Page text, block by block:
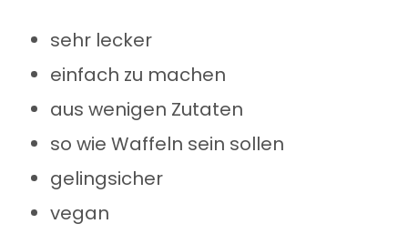
sehr lecker
einfach zu machen
aus wenigen Zutaten
so wie Waffeln sein sollen
gelingsicher
vegan